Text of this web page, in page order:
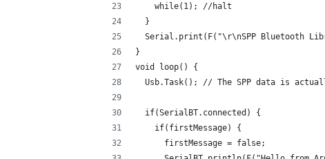
    while(1); //halt
  }
Serial.print(F("\r\nSPP Bluetooth
}
void loop() {
Usb.Task(); // The SPP data is
  if(SerialBT.connected) {
    if(firstMessage) {
      firstMessage = false;